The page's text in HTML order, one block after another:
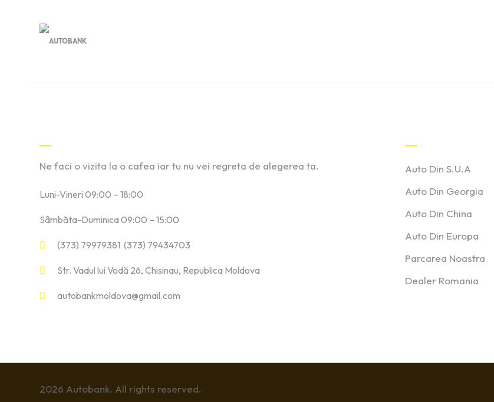
Ne faci o vizita la o cafea iar tu nu vei regreta de alegerea ta.
Luni-Vineri 09:00 – 18:00
Sâmbăta-Duminica 09:00 – 15:00
(373) 79979381 (373) 79434703
Str. Vadul lui Vodă 26, Chisinau, Republica Moldova
autobankmoldova@gmail.com
Auto Din S.U.A
Auto Din Georgia
Auto Din China
Auto Din Europa
Parcarea Noastra
Dealer Romania
2026 Autobank. All rights reserved.